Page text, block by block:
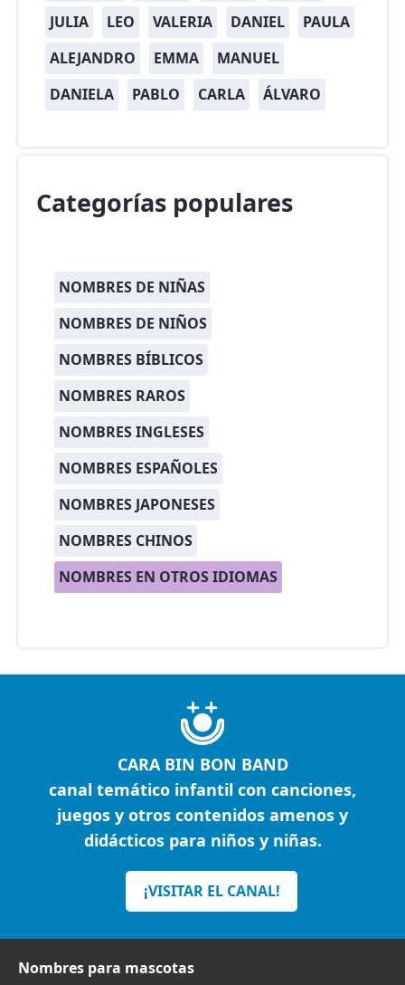
JULIA LEO VALERIA DANIEL
PAULA
ALEJANDRO
EMMA
MANUEL
DANIELA
PABLO CARLA ÁLVARO
Categorías populares
NOMBRES DE NIÑAS
NOMBRES DE NIÑOS
NOMBRES BÍBLICOS
NOMBRES RAROS
NOMBRES INGLESES
NOMBRES ESPAÑOLES
NOMBRES JAPONESES
NOMBRES CHINOS
NOMBRES EN OTROS IDIOMAS
CARA BIN BON BAND
canal temático infantil con canciones,
juegos y otros contenidos amenos y
didácticos para niños y niñas.
¡VISITAR EL CANAL!
Nombres para mascotas